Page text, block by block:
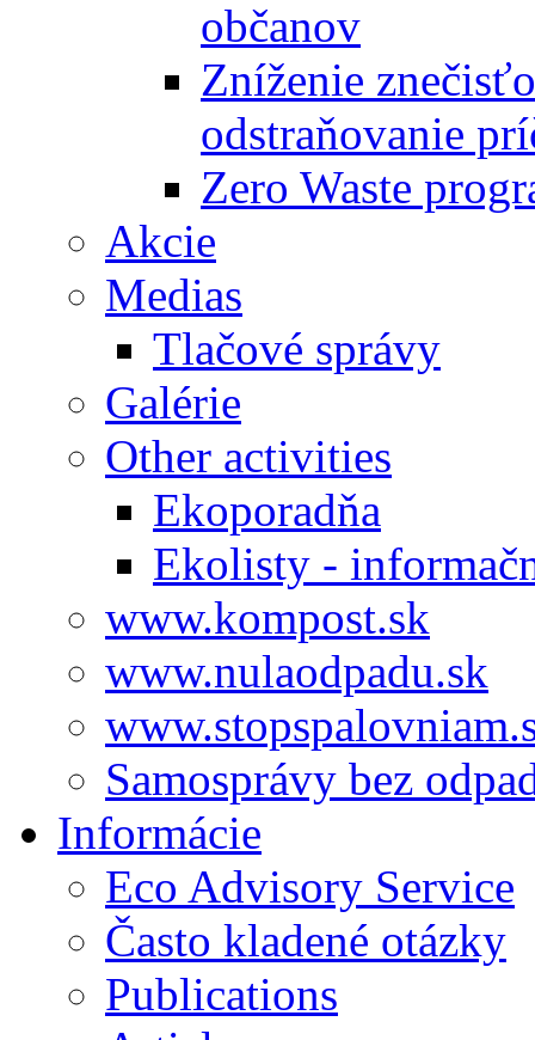
občanov
Zníženie
odstraňovanie
Zero Waste
Akcie
Medias
Tlačové správy
Galérie
Other activities
Ekoporadňa
Ekolisty -
www.kompost.sk
www.nulaodpadu.sk
Samosprávy bez
Informácie
Eco Advisory Service
Často kladené otázky
Publications